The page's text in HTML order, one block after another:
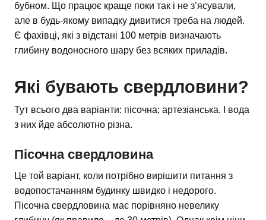
бубном. Що працює краще поки так і не з’ясували,
але в будь-якому випадку дивитися треба на людей.
Є фахівці, які з відстані 100 метрів визначають
глибину водоносного шару без всяких приладів.
Які бувають свердловини?
Тут всього два варіанти: пісочна; артезіанська. І вода
з них йде абсолютно різна.
Пісочна свердловина
Це той варіант, коли потрібно вирішити питання з
водопостачанням будинку швидко і недорого.
Пісочна свердловина має порівняно невелику